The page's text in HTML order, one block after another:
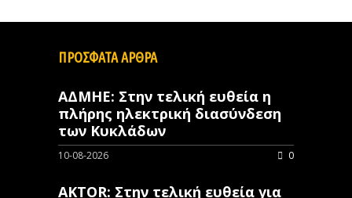
ΠΡΟΣΦΑΤΑ ΑΡΘΡΑ
ΑΔΜΗΕ: Στην τελική ευθεία η
πλήρης ηλεκτρική διασύνδεση
των Κυκλάδων
10-08-2026 0
AKTOR: Στην τελική ευθεία για